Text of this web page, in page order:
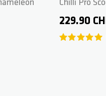
Chilli Pro
229.90